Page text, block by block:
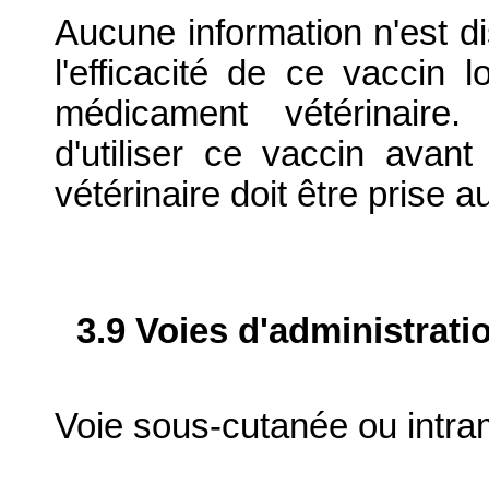
Aucune information n'est
l'efficacité de ce vaccin
médicament
d'utiliser ce vaccin
vétérinaire doit être prise
3.9 Voies
Voie sous-cutanée ou